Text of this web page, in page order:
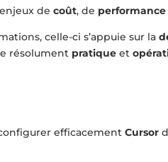
decoût, de performance
celle-ci s’appuie sur la
résolument pratique et
efficacementCursor